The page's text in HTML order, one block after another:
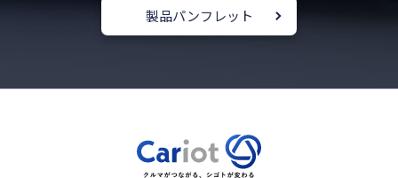
製品パンフレット